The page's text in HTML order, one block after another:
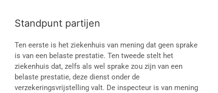
Standpunt partijen
Ten eerste is het ziekenhuis van mening dat geen sprake
is van een belaste prestatie. Ten tweede stelt het
ziekenhuis dat, zelfs als wel sprake zou zijn van een
belaste prestatie, deze dienst onder de
verzekeringsvrijstelling valt. De inspecteur is van mening